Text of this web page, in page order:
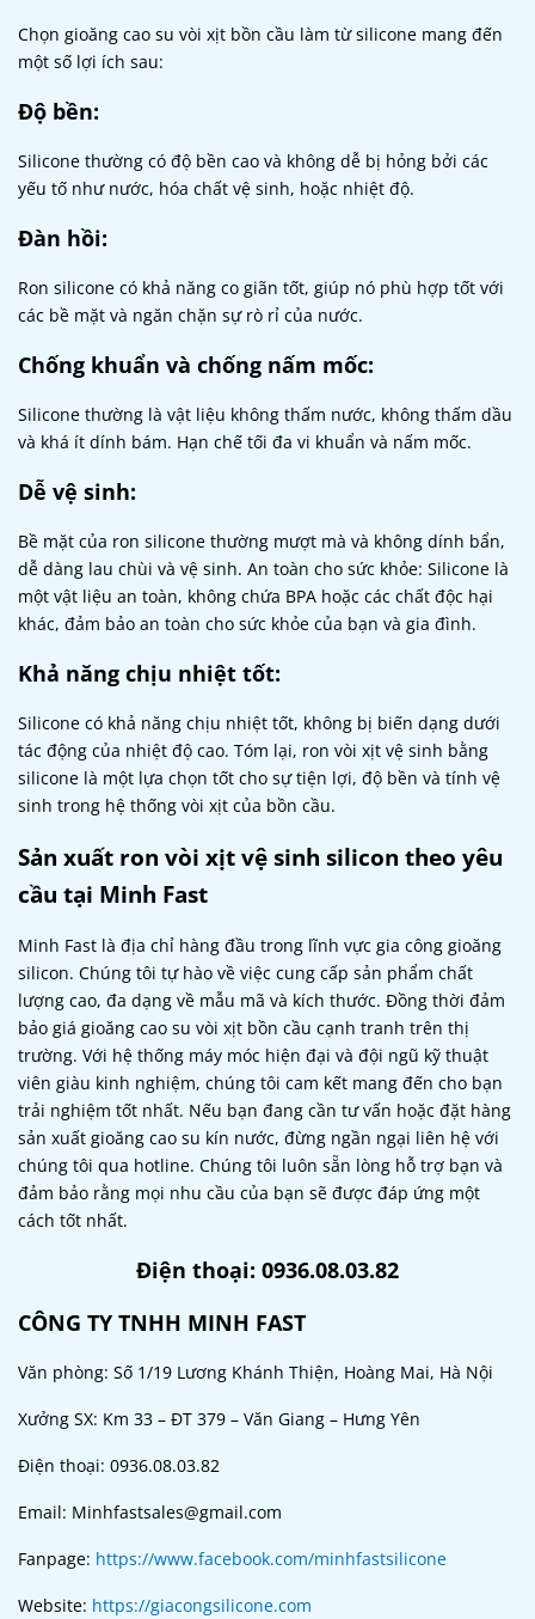
Chọn gioăng cao su vòi xịt bồn cầu làm từ silicone mang đến
một số lợi ích sau:
Độ bền:
Silicone thường có độ bền cao và không dễ bị hỏng bởi các
yếu tố như nước, hóa chất vệ sinh, hoặc nhiệt độ.
Đàn hồi:
Ron silicone có khả năng co giãn tốt, giúp nó phù hợp tốt với
các bề mặt và ngăn chặn sự rò rỉ của nước.
Chống khuẩn và chống nấm mốc:
Silicone thường là vật liệu không thấm nước, không thấm dầu
và khá ít dính bám. Hạn chế tối đa vi khuẩn và nấm mốc.
Dễ vệ sinh:
Bề mặt của ron silicone thường mượt mà và không dính bẩn,
dễ dàng lau chùi và vệ sinh. An toàn cho sức khỏe: Silicone là
một vật liệu an toàn, không chứa BPA hoặc các chất độc hại
khác, đảm bảo an toàn cho sức khỏe của bạn và gia đình.
Khả năng chịu nhiệt tốt:
Silicone có khả năng chịu nhiệt tốt, không bị biến dạng dưới
tác động của nhiệt độ cao. Tóm lại, ron vòi xịt vệ sinh bằng
silicone là một lựa chọn tốt cho sự tiện lợi, độ bền và tính vệ
sinh trong hệ thống vòi xịt của bồn cầu.
Sản xuất ron vòi xịt vệ sinh silicon theo yêu
cầu tại Minh Fast
Minh Fast là địa chỉ hàng đầu trong lĩnh vực gia công gioăng
silicon. Chúng tôi tự hào về việc cung cấp sản phẩm chất
lượng cao, đa dạng về mẫu mã và kích thước. Đồng thời đảm
bảo giá gioăng cao su vòi xịt bồn cầu cạnh tranh trên thị
trường. Với hệ thống máy móc hiện đại và đội ngũ kỹ thuật
viên giàu kinh nghiệm, chúng tôi cam kết mang đến cho bạn
trải nghiệm tốt nhất. Nếu bạn đang cần tư vấn hoặc đặt hàng
sản xuất gioăng cao su kín nước, đừng ngần ngại liên hệ với
chúng tôi qua hotline. Chúng tôi luôn sẵn lòng hỗ trợ bạn và
đảm bảo rằng mọi nhu cầu của bạn sẽ được đáp ứng một
cách tốt nhất.
Điện thoại: 0936.08.03.82
CÔNG TY TNHH MINH FAST
Văn phòng: Số 1/19 Lương Khánh Thiện, Hoàng Mai, Hà Nội
Xưởng SX: Km 33 – ĐT 379 – Văn Giang – Hưng Yên
Điện thoại: 0936.08.03.82
Email: Minhfastsales@gmail.com
Fanpage: https://www.facebook.com/minhfastsilicone
Website: https://giacongsilicone.com